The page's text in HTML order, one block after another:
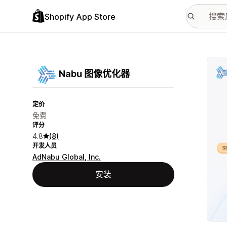
Shopify App Store
Nabu 图像优化器
定价
免费
评分
4.8 (8)
开发人员
AdNabu Global, Inc.
安装
配图